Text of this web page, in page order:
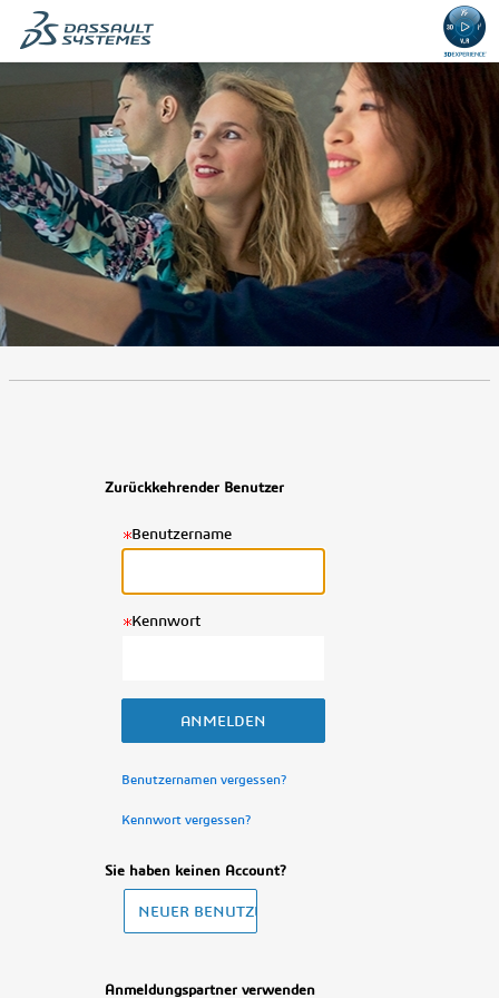
Zurückkehrender Benutzer
Benutzername
.
Erforderlich
Kennwort
.
Erforderlich
Benutzernamen vergessen?
Kennwort vergessen?
Sie haben keinen Account?
Anmeldungspartner verwenden